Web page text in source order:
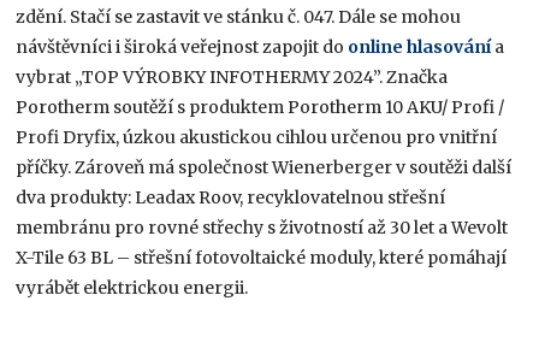
zdění. Stačí se zastavit ve stánku č. 047. Dále se mohou
návštěvníci i široká veřejnost zapojit do online hlasování a
vybrat „TOP VÝROBKY INFOTHERMY 2024”. Značka
Porotherm soutěží s produktem Porotherm 10 AKU/ Profi /
Profi Dryfix, úzkou akustickou cihlou určenou pro vnitřní
příčky. Zároveň má společnost Wienerberger v soutěži další
dva produkty: Leadax Roov, recyklovatelnou střešní
membránu pro rovné střechy s životností až 30 let a Wevolt
X-Tile 63 BL – střešní fotovoltaické moduly, které pomáhají
vyrábět elektrickou energii.